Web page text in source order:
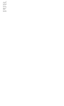
PUB.